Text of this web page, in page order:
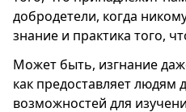
добродетели, когда
знание и практика того,
Может быть, изгнание
как предоставляет людям
возможностей для